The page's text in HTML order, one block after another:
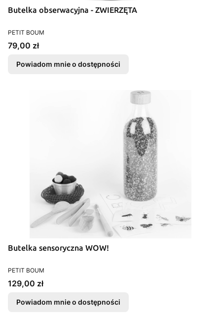
Butelka obserwacyjna - ZWIERZĘTA
PRODUCENT
PETIT BOUM
Cena
79,00 zł
Powiadom mnie o dostępności
Butelka sensoryczna WOW!
PRODUCENT
PETIT BOUM
Cena
129,00 zł
Powiadom mnie o dostępności